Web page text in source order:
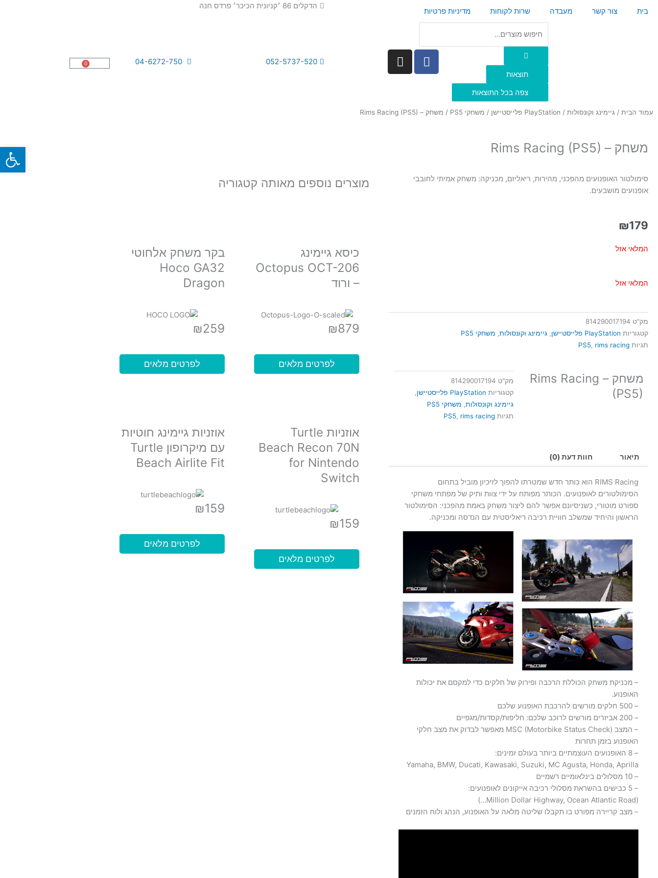
לתוכן
בית צור קשר מעבדה שרות לקוחות מדיניות פרטיות
הדקלים 86 ׳קניונית הכיכר׳ פרדס חנה
תוצאות
צפה בכל התוצאות
F
a
o
I
n
g
052-5737-520
04-6272-750
0
עגלת
עמוד הבית / גיימינג וקונסולות / PlayStation פלייסטיישן / משחקי PS5 / משחק – Rims Racing (PS5)
משחק – Rims Racing (PS5)
סימולטור האופנועים מהפכני, מהירות, ריאליזם, מכניקה: משחק אמיתי לחובבי
אופנועים מושבעים.
₪179
המלאי אזל
המלאי אזל
מק"ט 814290017194
קטגוריות PlayStation פלייסטיישן , גיימינג וקונסולות, משחקי PS5
תגיות
PS5, rims racing
משחק – Rims Racing
(PS5)
מק"ט 814290017194
קטגוריות PlayStation פלייסטיישן
,
גיימינג וקונסולות, משחקי PS5
תגיות
PS5, rims racing
תיאור חוות דעת (0)
RIMS Racing הוא כותר חדש שמטרתו להפוך לזיכיון מוביל בתחום
הסימולטורים לאופנועים. הכותר מפותח על ידי צוות ותיק של מפתחי משחקי
ספורט מוטורי, כשניסיונם אפשר להם ליצור משחק באמת מהפכני: הסימולטור
הראשון והיחיד שמשלב חוויית רכיבה ריאליסטית עם הנדסה ומכניקה.
– מכניקת משחק הכוללת הרכבה ופירוק של חלקים כדי למקסם את יכולות
האופנוע.
– 500 חלקים מורשים להרכבת האופנוע שלכם
– 200 אביזרים מורשים לרוכב שלכם: חליפות/קסדות/מגפיים
– המצב MSC (Motorbike Status Check) מאפשר לבדוק את מצב חלקי
האופנוע בזמן תחרות
– 8 האופנועים העוצמתיים ביותר בעולם זמינים:
Yamaha, BMW, Ducati, Kawasaki, Suzuki, MC Agusta, Honda, Aprilla
– 10 מסלולים בינלאומיים רשמיים
– 5 כבישים בהשראת מסלולי רכיבה אייקונים לאופנועים:
(Million Dollar Highway, Ocean Atlantic Road…)
– מצב קריירה מפורט בו תקבלו שליטה מלאה על האופנוע, הנהג ולוח הזמנים
מוצרים נוספים מאותה קטגוריה
כיסא גיימינג
Octopus OCT-206
– ורוד
₪879
לפרטים מלאים
בקר משחק אלחוטי
Hoco GA32
Dragon
₪259
לפרטים מלאים
אוזניות Turtle
Beach Recon 70N
for Nintendo
Switch
₪159
לפרטים מלאים
אוזניות גיימינג חוטיות
עם מיקרופון Turtle
Beach Airlite Fit
₪159
לפרטים מלאים